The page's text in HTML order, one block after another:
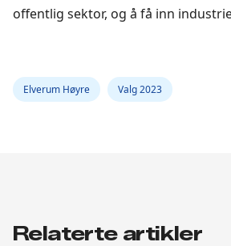
offentlig sektor, og å få inn
Elverum Høyre Valg 2023
Relaterte artikler